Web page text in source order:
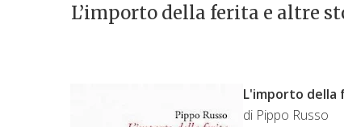
L’importo della ferita e altre
L'importo
di Pippo Russo